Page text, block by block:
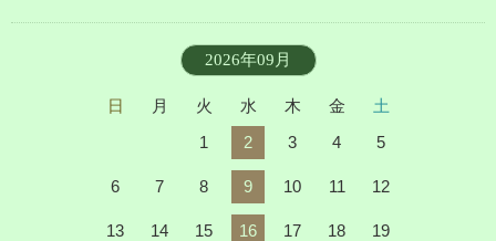
2026年09月
日 月 火 水 木 金
土
1
2 3 4 5
6 7 8 9 10 11 12
13 14 15 16 17 18 19